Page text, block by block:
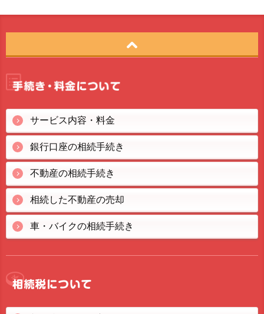
サービス内容・料金
銀行口座の相続手続き
不動産の相続手続き
相続した不動産の売却
車・バイクの相続手続き